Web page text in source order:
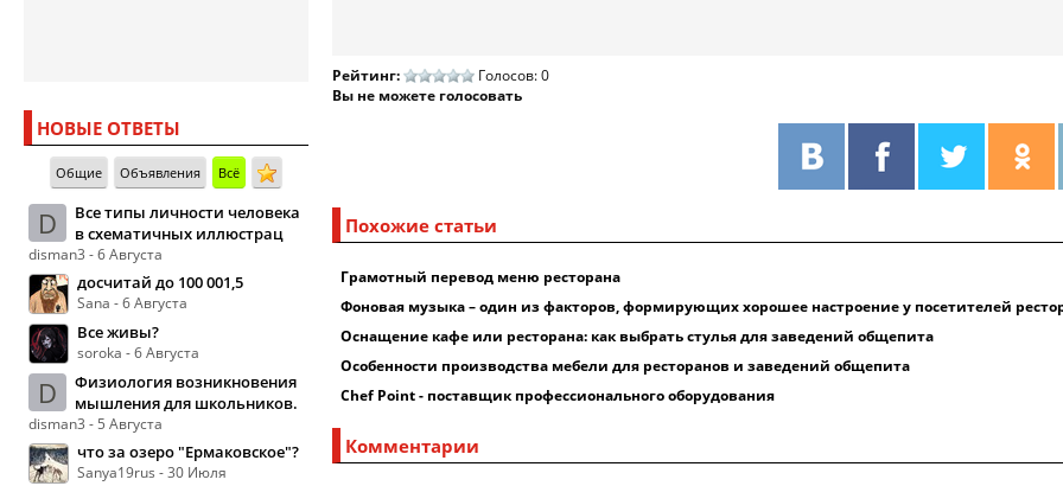
НОВЫЕ ОТВЕТЫ
Общие Объявления Всё
D
Все типы личности человека
в схематичных иллюстрац
disman3 - 6 Августа
досчитай до 100 001,5
Sana - 6 Августа
Все живы?
soroka - 6 Августа
D
Физиология возникновения
мышления для школьников.
disman3 - 5 Августа
что за озеро "Ермаковское"?
Sanya19rus - 30 Июля
Рейтинг:
Голосов: 0
Вы не можете голосовать
Похожие статьи
Грамотный перевод меню ресторана
Фоновая музыка – один из факторов, формирующих хорошее настроение у посетителей
Оснащение кафе или ресторана: как выбрать стулья для заведений общепита
Особенности производства мебели для ресторанов и заведений общепита
Chef Point - поставщик профессионального оборудования
Комментарии